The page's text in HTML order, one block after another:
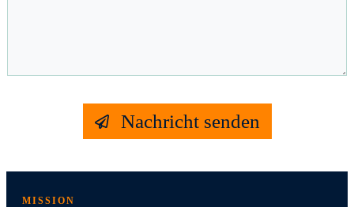
Nachricht senden
MISSION